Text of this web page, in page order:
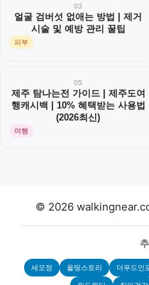
03
얼굴 검버섯 없애는 방법 | 제거
시술 및 예방 관리 꿀팁
피부
05
제주 탐나는전 가이드 | 제주도여
행캐시백 | 10% 혜택받는 사용법
(2026최신)
여행
© 2026
세모정 올띵스토리 더푸드인